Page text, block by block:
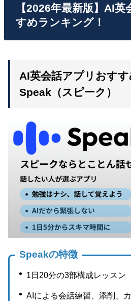
【2026年最新版】AI
すめランキング！
AI英会話アプリおすす
Speak（スピーク）
Speakの特徴
1日20分の3部構成レッスン
AIによる会話練習、添削、